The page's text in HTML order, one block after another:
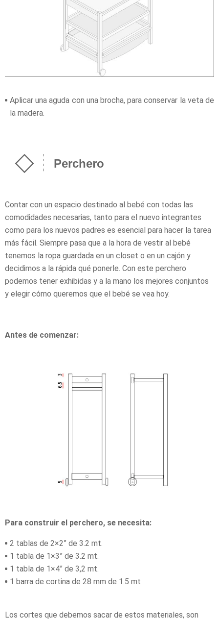
Aplicar una aguda con una brocha, para conservar la veta de
la madera.
Perchero
Contar con un espacio destinado al bebé con todas las
comodidades necesarias, tanto para el nuevo integrantes
como para los nuevos padres es esencial para hacer la tarea
más fácil. Siempre pasa que a la hora de vestir al bebé
tenemos la ropa guardada en un closet o en un cajón y
decidimos a la rápida qué ponerle. Con este perchero
podemos tener exhibidas y a la mano los mejores conjuntos
y elegir cómo queremos que el bebé se vea hoy.
Antes de comenzar:
Para construir el perchero, se necesita:
2 tablas de 2×2” de 3.2 mt.
1 tabla de 1×3” de 3.2 mt.
1 tabla de 1×4” de 3,2 mt.
1 barra de cortina de 28 mm de 1.5 mt
Los cortes que debemos sacar de estos materiales, son